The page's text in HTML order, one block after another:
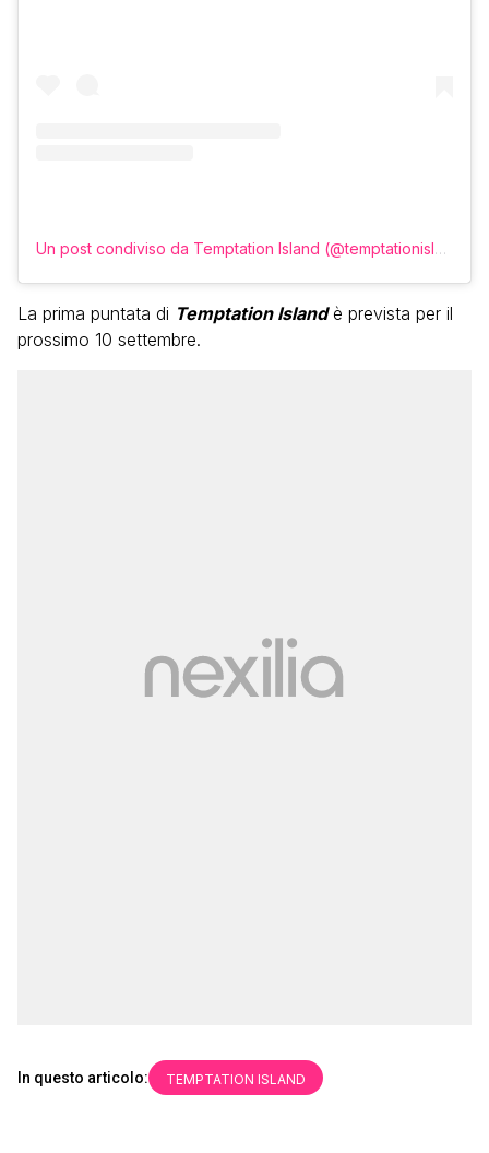
Un post condiviso da Temptation Island (@temptationislandita)
La prima puntata di Temptation Islandè prevista per il
prossimo 10 settembre.
In questo articolo: TEMPTATION ISLAND